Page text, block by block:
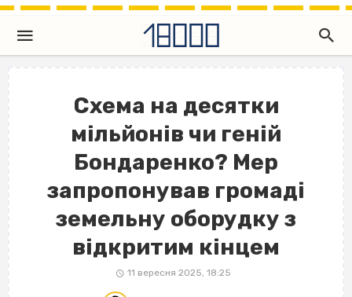
Схема на десятки
мільйонів чи геній
Бондаренко? Мер
запропонував громаді
земельну оборудку з
відкритим кінцем
11 вересня 2025, 18:25